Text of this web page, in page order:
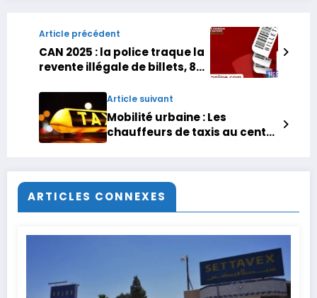
Article précédent
CAN 2025 : la police traque la
revente illégale de billets, 8
6 villes
Article suivant
Mobilité urbaine : Les
chauffeurs de taxis au centre
ARTICLES CONNEXES